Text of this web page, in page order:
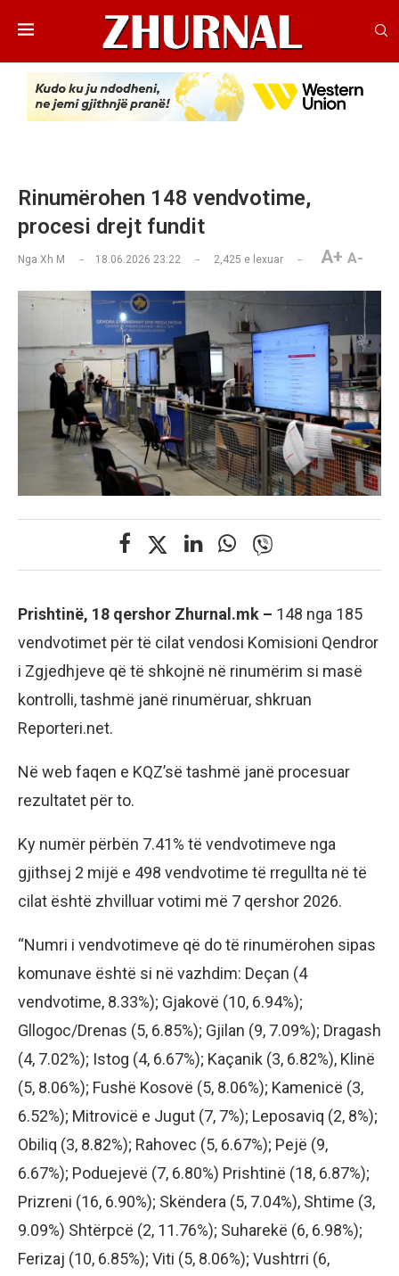
Rinumërohen 148 vendvotime,
procesi drejt fundit
Nga Xh M 18.06.2026 23:22 2,425 e lexuar A+ A-
Prishtinë, 18 qershor Zhurnal.mk – 148 nga 185
vendvotimet për të cilat vendosi Komisioni Qendror
i Zgjedhjeve që të shkojnë në rinumërim si masë
kontrolli, tashmë janë rinumëruar, shkruan
Reporteri.net.
Në web faqen e KQZ’së tashmë janë procesuar
rezultatet për to.
Ky numër përbën 7.41% të vendvotimeve nga
gjithsej 2 mijë e 498 vendvotime të rregullta në të
cilat është zhvilluar votimi më 7 qershor 2026.
“Numri i vendvotimeve që do të rinumërohen sipas
komunave është si në vazhdim: Deçan (4
vendvotime, 8.33%); Gjakovë (10, 6.94%);
Gllogoc/Drenas (5, 6.85%); Gjilan (9, 7.09%); Dragash
(4, 7.02%); Istog (4, 6.67%); Kaçanik (3, 6.82%), Klinë
(5, 8.06%); Fushë Kosovë (5, 8.06%); Kamenicë (3,
6.52%); Mitrovicë e Jugut (7, 7%); Leposaviq (2, 8%);
Obiliq (3, 8.82%); Rahovec (5, 6.67%); Pejë (9,
6.67%); Poduejevë (7, 6.80%) Prishtinë (18, 6.87%);
Prizreni (16, 6.90%); Skëndera (5, 7.04%), Shtime (3,
9.09%) Shtërpcë (2, 11.76%); Suharekë (6, 6.98%);
Ferizaj (10, 6.85%); Viti (5, 8.06%); Vushtrri (6,